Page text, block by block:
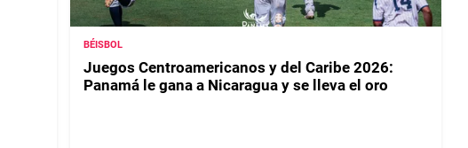
BÉISBOL
Juegos Centroamericanos y del Caribe 2026:
Panamá le gana a Nicaragua y se lleva el oro